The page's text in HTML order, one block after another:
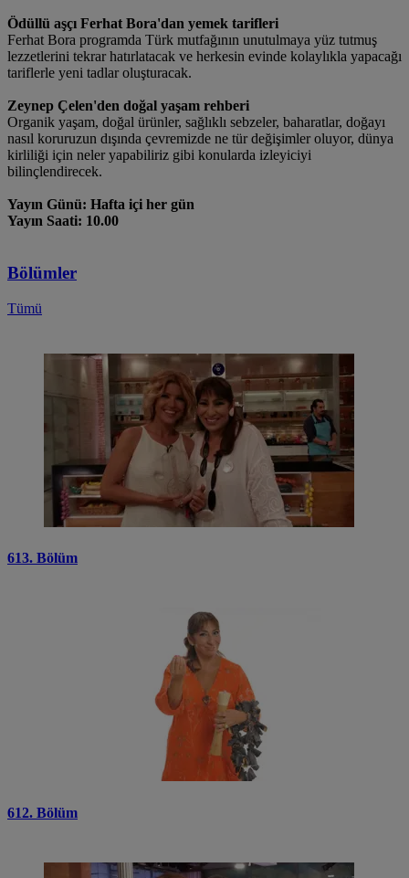
Ödüllü aşçı Ferhat Bora'dan yemek tarifleri
Ferhat Bora programda Türk mutfağının unutulmaya yüz tutmuş
lezzetlerini tekrar hatırlatacak ve herkesin evinde kolaylıkla yapacağı
tariflerle yeni tadlar oluşturacak.
Zeynep Çelen'den doğal yaşam rehberi
Organik yaşam, doğal ürünler, sağlıklı sebzeler, baharatlar, doğayı
nasıl koruruzun dışında çevremizde ne tür değişimler oluyor, dünya
kirliliği için neler yapabiliriz gibi konularda izleyiciyi
bilinçlendirecek.
Yayın Günü: Hafta içi her gün
Yayın Saati: 10.00
Bölümler
Tümü
613. Bölüm
612. Bölüm